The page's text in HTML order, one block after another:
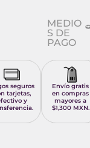
MEDIO
S DE
PAGO
seguros
tarjetas,
y
Envío gratis
en compras
mayores a
$1,300 MXN.